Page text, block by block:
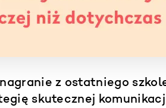
z ostatniego
skutecznej